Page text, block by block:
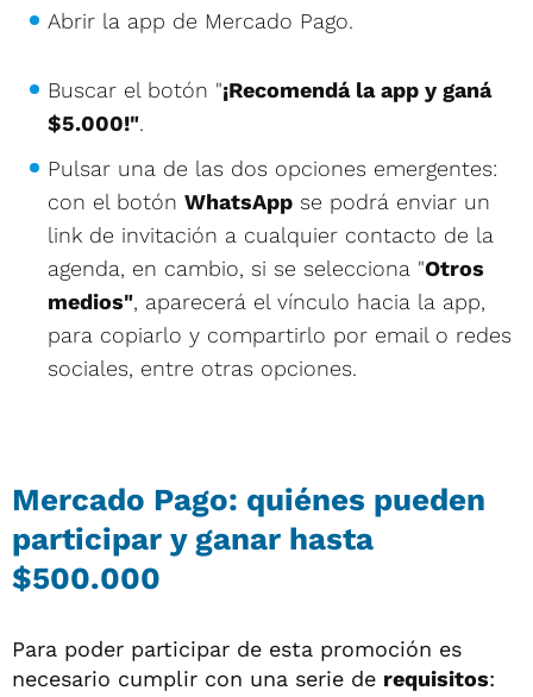
Abrir la app de Mercado Pago.
Buscar el botón "¡Recomendá la app y ganá
$5.000!".
Pulsar una de las dos opciones emergentes:
con el botón WhatsApp se podrá enviar un
link de invitación a cualquier contacto de la
agenda, en cambio, si se selecciona "Otros
medios", aparecerá el vínculo hacia la app,
para copiarlo y compartirlo por email o redes
sociales, entre otras opciones.
Mercado Pago: quiénes pueden
participar y ganar hasta
$500.000
Para poder participar de esta promoción es
necesario cumplir con una serie de requisitos: